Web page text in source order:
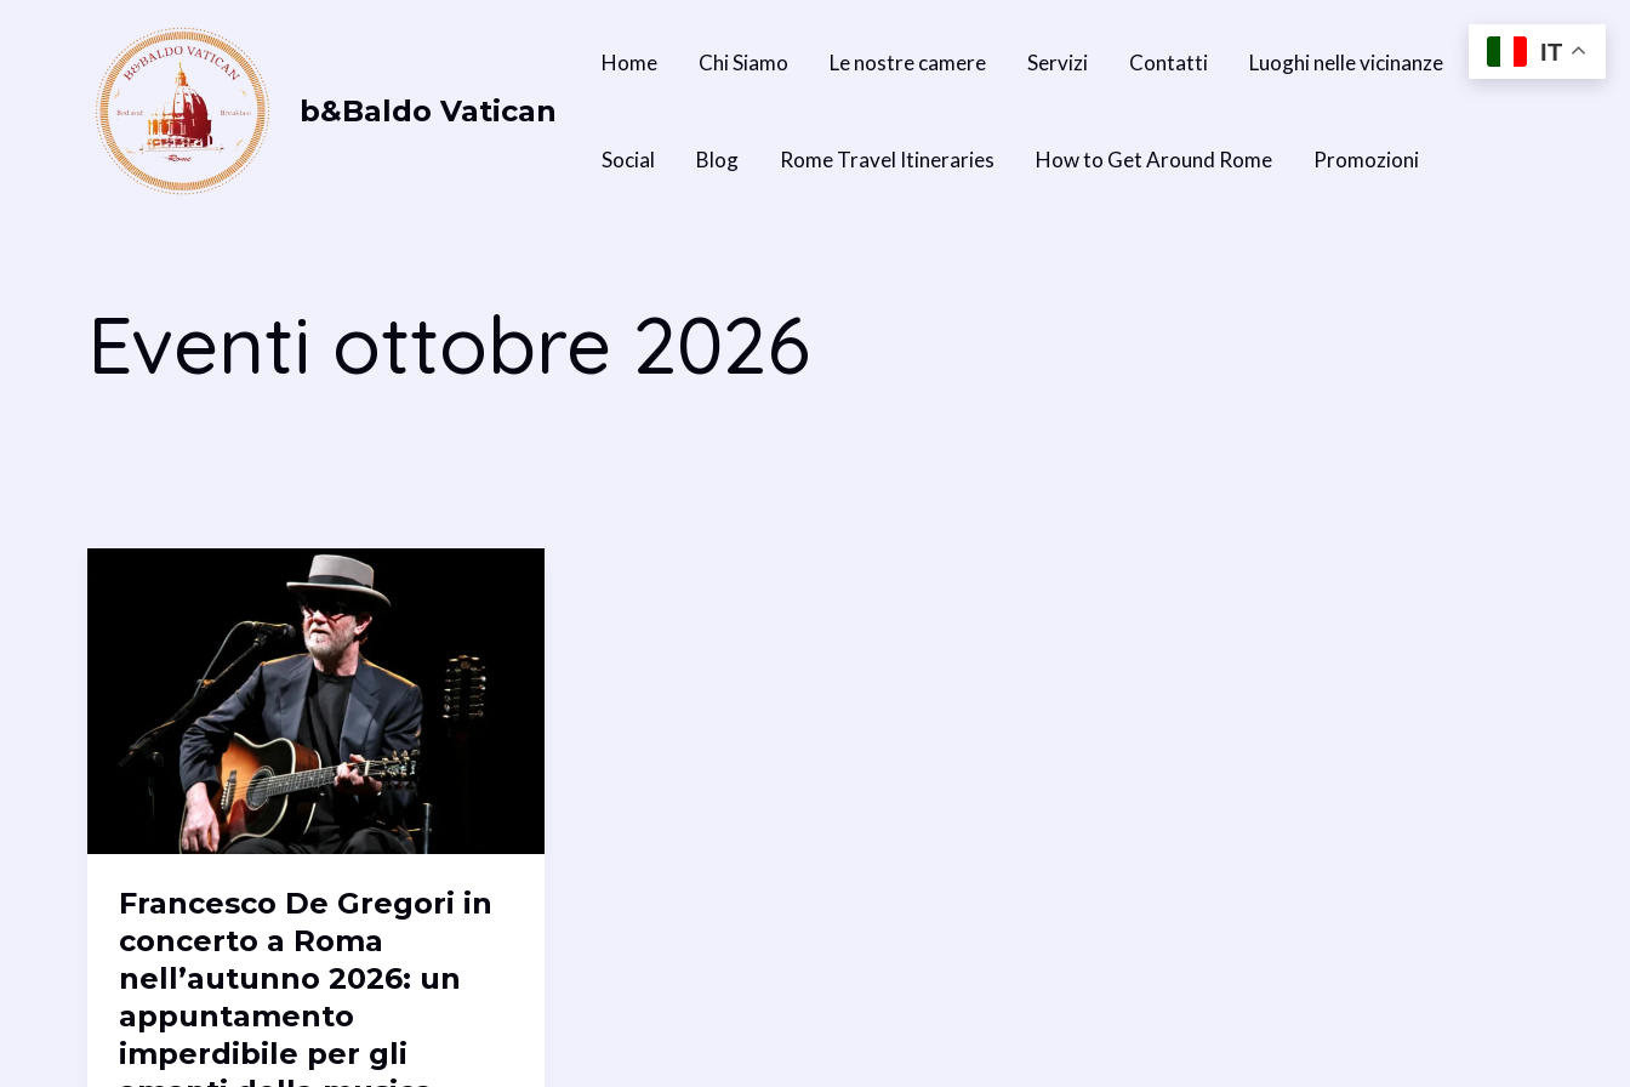
b&Baldo Vatican
Home Chi Siamo Le nostre camere Servizi Contatti Luoghi nelle vicinanze
Social Blog Rome Travel Itineraries How to Get Around Rome Promozioni
Eventi ottobre 2026
Francesco De Gregori in
concerto a Roma
nell’autunno 2026: un
appuntamento
imperdibile per gli
IT